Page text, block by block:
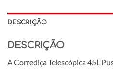
DESCRIÇÃO
DESCRIÇÃO
A Corrediça Telescópica 45L